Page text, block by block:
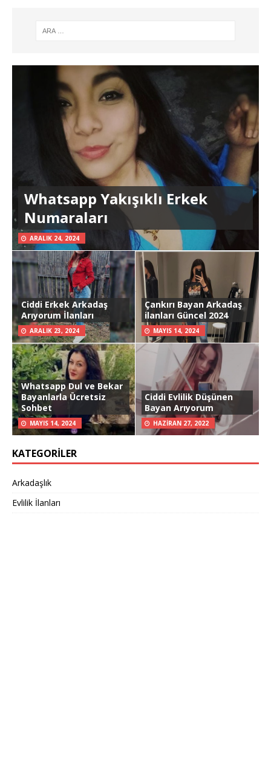
Whatsapp Yakışıklı Erkek
Numaraları
ARALIK 24, 2024
Ciddi Erkek Arkadaş
Arıyorum İlanları
ARALIK 23, 2024
Çankırı Bayan Arkadaş
ilanları Güncel 2024
MAYIS 14, 2024
Whatsapp Dul ve Bekar
Bayanlarla Ücretsiz
Sohbet
MAYIS 14, 2024
Ciddi Evlilik Düşünen
Bayan Arıyorum
HAZIRAN 27, 2022
KATEGORILER
Arkadaşlık
Evlilik İlanları